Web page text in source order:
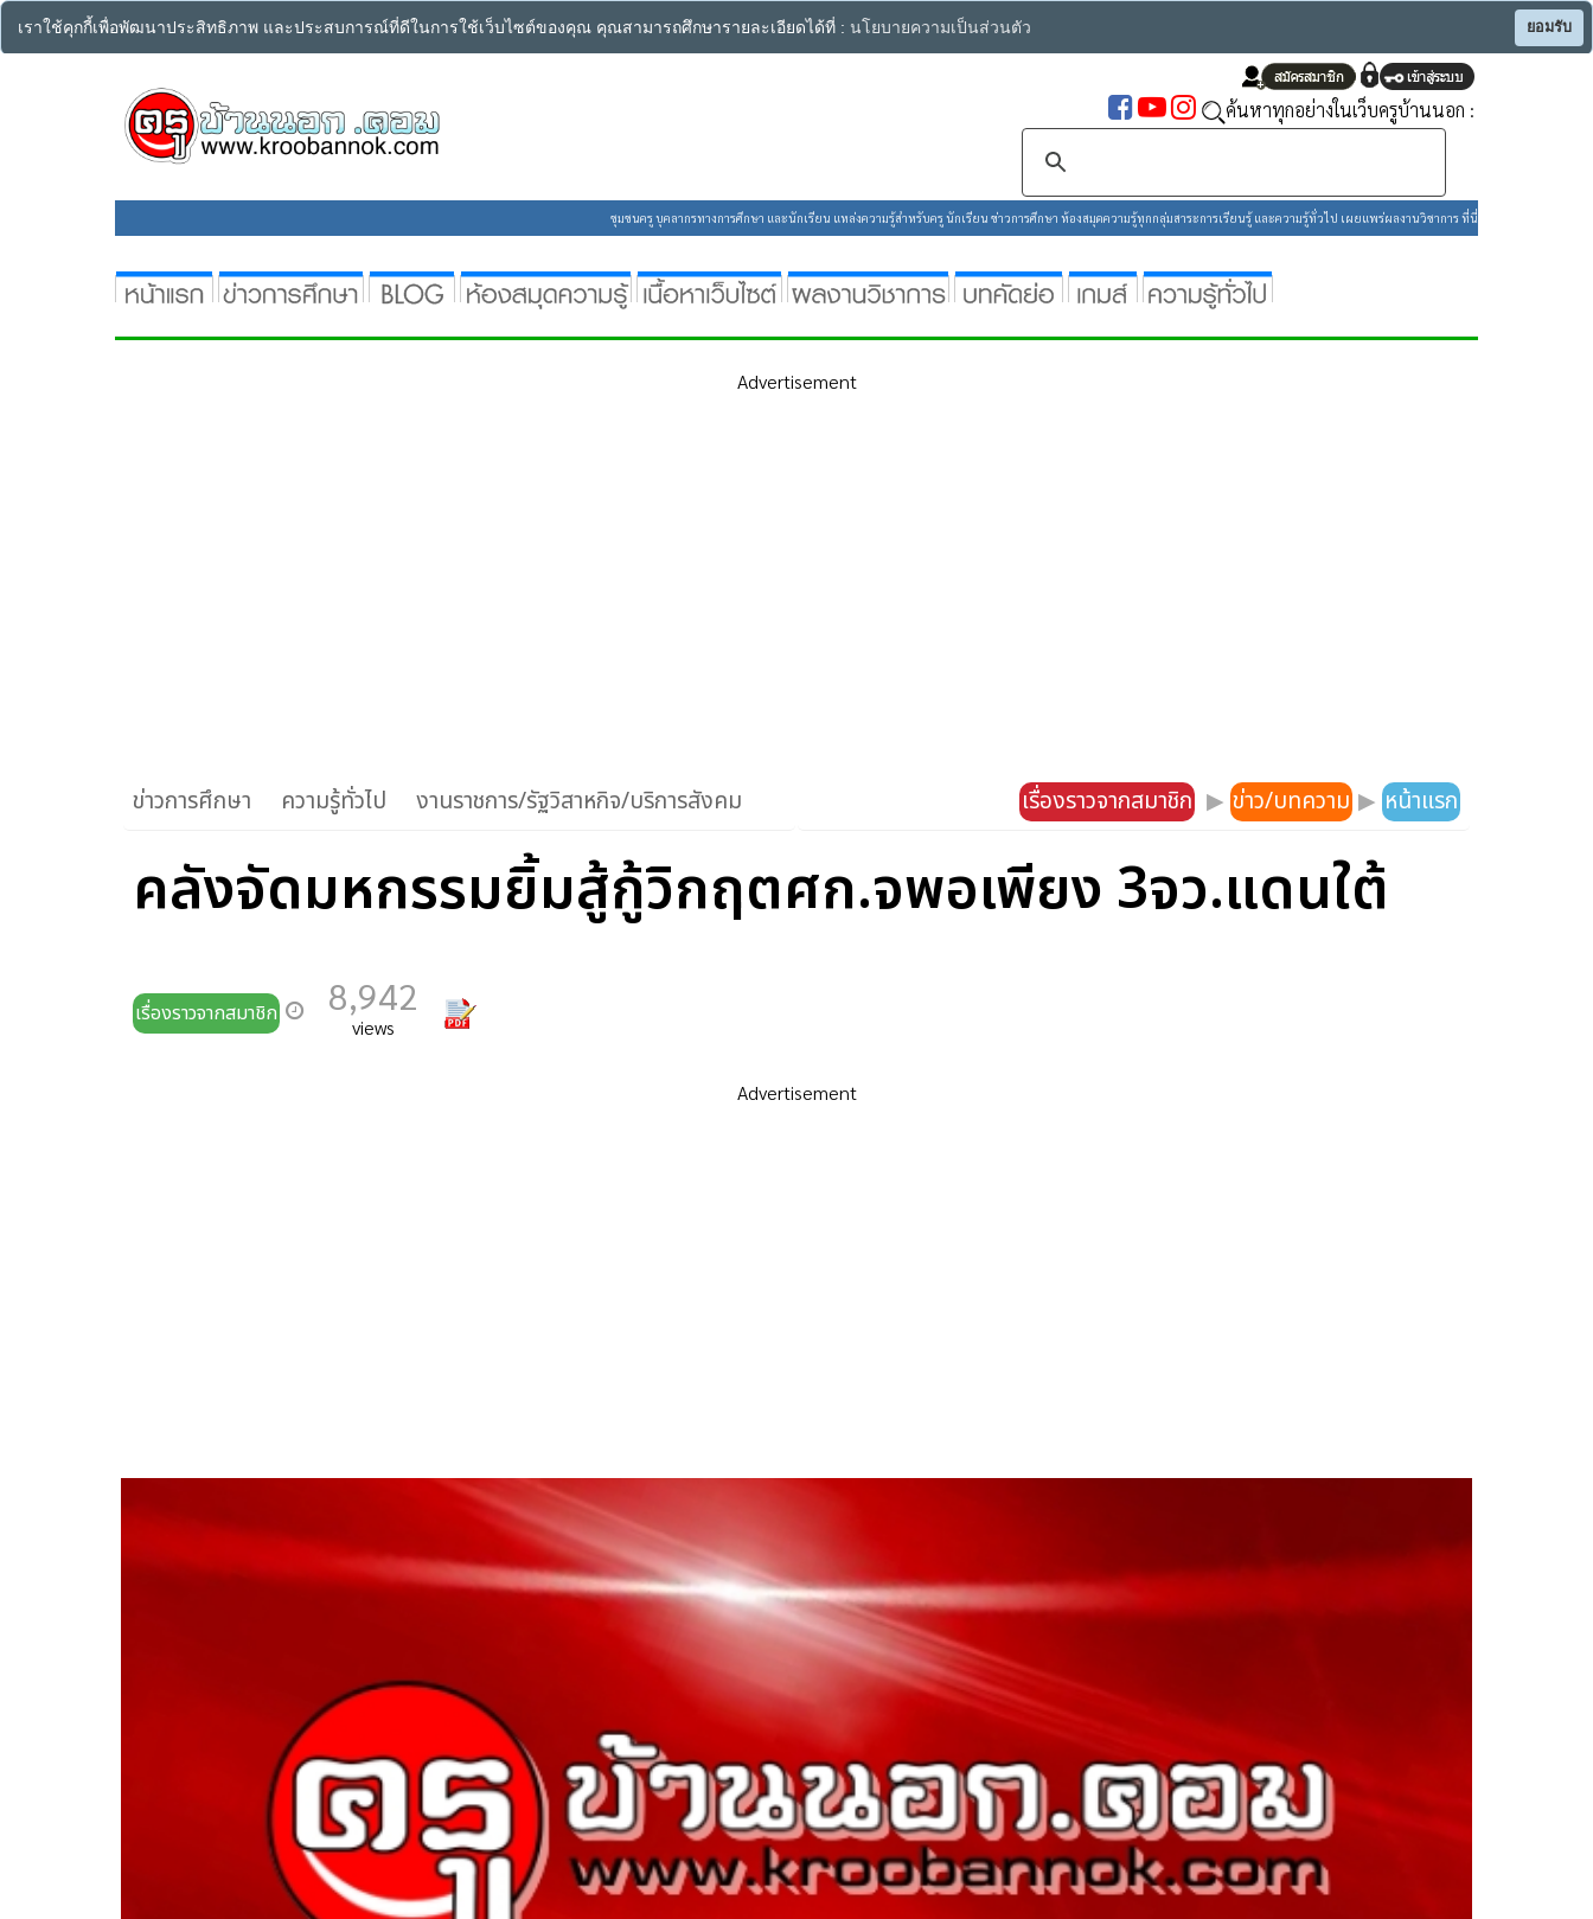
เราใช้คุกกี้เพื่อพัฒนาประสิทธิภาพ และประสบการณ์ที่ดีในการใช้เว็บไซต์ของคุณ คุณสามารถศึกษารายละเอียดได้ที่ : นโยบายความเป็นส่วนตัว ยอมรับ
ค้นหาทุกอย่างในเว็บครูบ้านนอก :
ชุมชนครู บุคลากรทางการศึกษา และนักเรียน แหล่งความรู้สำหรับครู นักเรียน ข่าวการศึกษา ห้องสมุดความรู้ทุกกลุ่มสาระการเรียนรู้ และความรู้ทั่วไป เผยแพร่ผลงานวิชาการ ที่นี่
Advertisement
ข่าวการศึกษา ความรู้ทั่วไป งานราชการ/รัฐวิสาหกิจ/บริการสังคม เรื่องราวจากสมาชิก ▶ ข่าว/บทความ ▶ หน้าแรก
คลังจัดมหกรรมยิ้มสู้กู้วิกฤตศก.จพอเพียง 3จว.แดนใต้
เรื่องราวจากสมาชิก 8,942
views
Advertisement